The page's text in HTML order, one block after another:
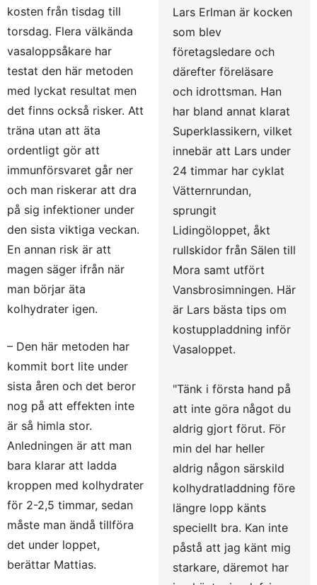
Lars Erlman är kocken
som blev
företagsledare och
därefter föreläsare
och idrottsman. Han
har bland annat klarat
Superklassikern, vilket
innebär att Lars under
24 timmar har cyklat
Vätternrundan,
sprungit
Lidingöloppet, åkt
rullskidor från Sälen till
Mora samt utfört
Vansbrosimningen. Här
är Lars bästa tips om
kostuppladdning inför
Vasaloppet.
"Tänk i första hand på
att inte göra något du
aldrig gjort förut. För
min del har heller
aldrig någon särskild
kolhydratladdning före
längre lopp känts
speciellt bra. Kan inte
påstå att jag känt mig
starkare, däremot har
kosten från tisdag till
torsdag. Flera välkända
vasaloppsåkare har
testat den här metoden
med lyckat resultat men
det finns också risker. Att
träna utan att äta
ordentligt gör att
immunförsvaret går ner
och man riskerar att dra
på sig infektioner under
den sista viktiga veckan.
En annan risk är att
magen säger ifrån när
man börjar äta
kolhydrater igen.
– Den här metoden har
kommit bort lite under
sista åren och det beror
nog på att effekten inte
är så himla stor.
Anledningen är att man
bara klarar att ladda
kroppen med kolhydrater
för 2-2,5 timmar, sedan
måste man ändå tillföra
det under loppet,
berättar Mattias.